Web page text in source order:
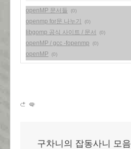
openMP 문서들 (0)
openmp for문 나누기 (0)
libgomp 공식 사이트 / 문서 (0)
openMP / gcc -fopenmp (0)
openMP (0)
구차니의 잡동사니 모음